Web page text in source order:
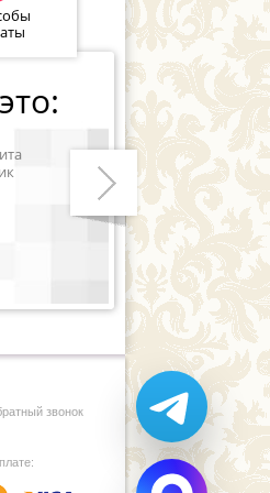
Следующий
звонок